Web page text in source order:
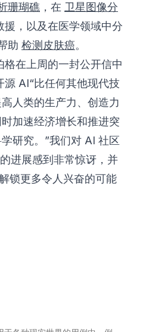
珊瑚礁 ，在 卫星图像分
援，以及在医学领域中分
助 检测皮肤癌。
格在上周的一封公开信中
源 AI“比任何其他现代技
人类的生产力、创造力
加速经济增长和推进突
研究。”我们对 AI 社区
进展感到非常惊讶，并
锁更多令人兴奋的可能